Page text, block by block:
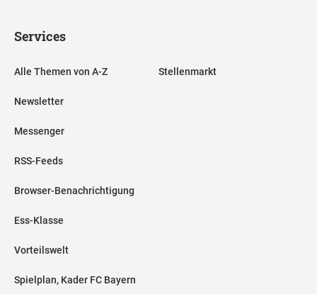
Services
Alle Themen von A-Z
Newsletter
Messenger
RSS-Feeds
Browser-Benachrichtigung
Ess-Klasse
Vorteilswelt
Spielplan, Kader FC Bayern
Stellenmarkt